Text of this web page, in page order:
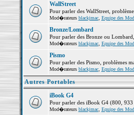
WallStreet
Pour parler des WallStreet,
Mod�rateurs blackjmac, Equipe des
Bronze/Lombard
Pour parler des Bronze ou
Mod�rateurs blackjmac, Equipe des
Pismo
Pour parler des Pismo, problèmes
Mod�rateurs blackjmac, Equipe des
Autres Portables
iBook G4
Pour parler des iBook G4 (800,
Mod�rateurs blackjmac, Equipe des